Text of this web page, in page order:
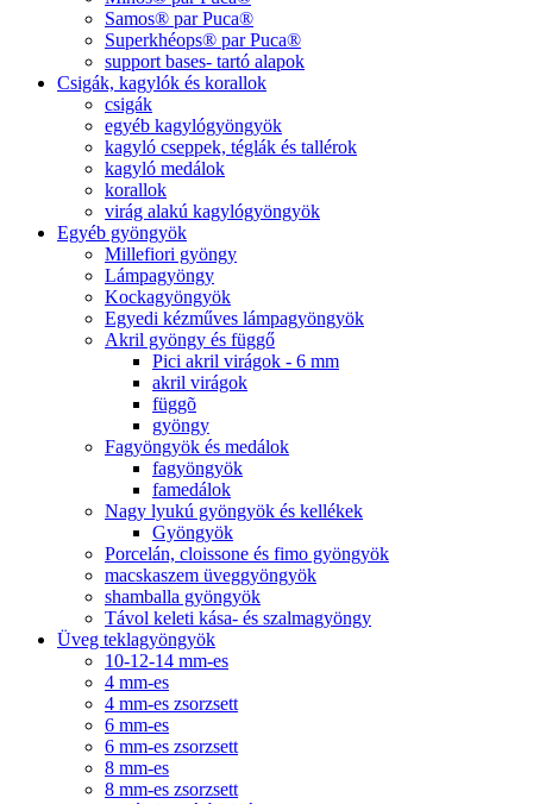
Samos® par Puca®
Superkhéops® par Puca®
support bases- tartó alapok
Csigák, kagylók és korallok
csigák
egyéb kagylógyöngyök
kagyló cseppek, téglák és tallérok
kagyló medálok
korallok
virág alakú kagylógyöngyök
Egyéb gyöngyök
Millefiori gyöngy
Lámpagyöngy
Kockagyöngyök
Egyedi kézműves lámpagyöngyök
Akril gyöngy és függő
Pici akril virágok - 6 mm
akril virágok
függõ
gyöngy
Fagyöngyök és medálok
fagyöngyök
famedálok
Nagy lyukú gyöngyök és kellékek
Gyöngyök
Porcelán, cloissone és fimo gyöngyök
macskaszem üveggyöngyök
shamballa gyöngyök
Távol keleti kása- és szalmagyöngy
Üveg teklagyöngyök
10-12-14 mm-es
4 mm-es
4 mm-es zsorzsett
6 mm-es
6 mm-es zsorzsett
8 mm-es
8 mm-es zsorzsett